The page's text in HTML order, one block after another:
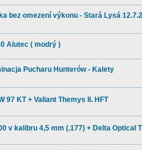
bez omezení výkonu - Stará Lysá
Alutec ( modrý )
Pucharu Hunterów - Kalety
97 KT + Valiant Themys II. HFT
v kalibru 4,5 mm (.177) + Delta Optical